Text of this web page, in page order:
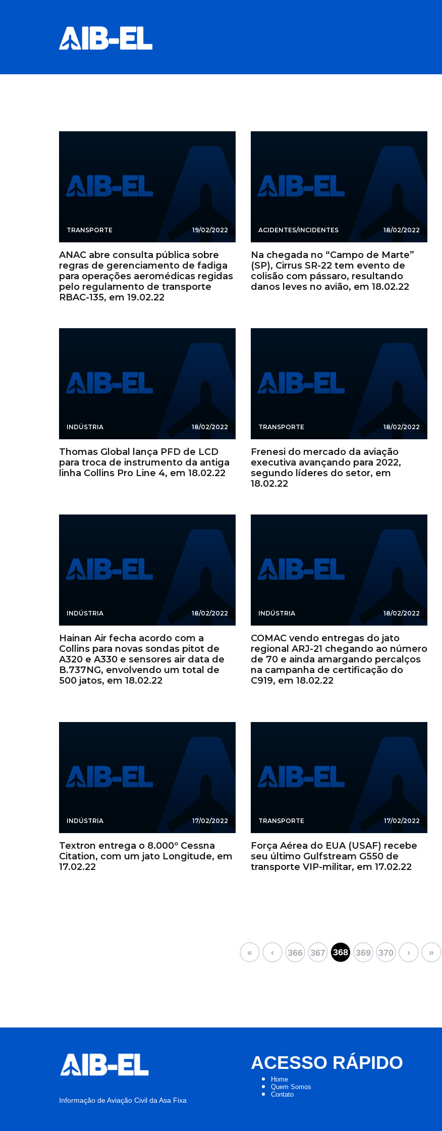
TRANSPORTE 19/02/2022
ANAC abre consulta pública sobre
regras de gerenciamento de fadiga
para operações aeromédicas regidas
pelo regulamento de transporte
RBAC-135, em 19.02.22
ACIDENTES/INCIDENTES 18/02/2022
Na chegada no “Campo de Marte”
(SP), Cirrus SR-22 tem evento de
colisão com pássaro, resultando
danos leves no avião, em 18.02.22
INDÚSTRIA 18/02/2022
Thomas Global lança PFD de LCD
para troca de instrumento da antiga
linha Collins Pro Line 4, em 18.02.22
TRANSPORTE 18/02/2022
Frenesi do mercado da aviação
executiva avançando para 2022,
segundo líderes do setor, em
18.02.22
INDÚSTRIA 18/02/2022
Hainan Air fecha acordo com a
Collins para novas sondas pitot de
A320 e A330 e sensores air data de
B.737NG, envolvendo um total de
500 jatos, em 18.02.22
INDÚSTRIA 18/02/2022
COMAC vendo entregas do jato
regional ARJ-21 chegando ao número
de 70 e ainda amargando percalços
na campanha de certificação do
C919, em 18.02.22
INDÚSTRIA 17/02/2022
Textron entrega o 8.000º Cessna
Citation, com um jato Longitude, em
17.02.22
TRANSPORTE 17/02/2022
Força Aérea do EUA (USAF) recebe
seu último Gulfstream G550 de
transporte VIP-militar, em 17.02.22
« ‹ 366 367 368 369 370 › »
Informação de Aviação Civil da Asa Fixa
ACESSO RÁPIDO
Home
Quem Somos
Contato